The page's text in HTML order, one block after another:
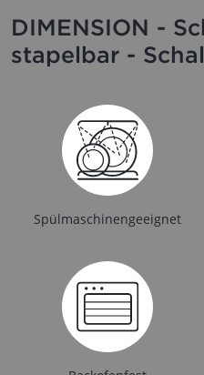
DIMENSION -
stapelbar -
Spülmaschinengeeignet